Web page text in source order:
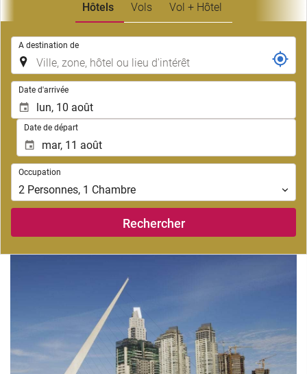
Hôtels Vols Vol + Hôtel
A destination de
Date d'arrivée
Date de départ
Occupation
Occupation
2 Personnes, 1 Chambre
Rechercher